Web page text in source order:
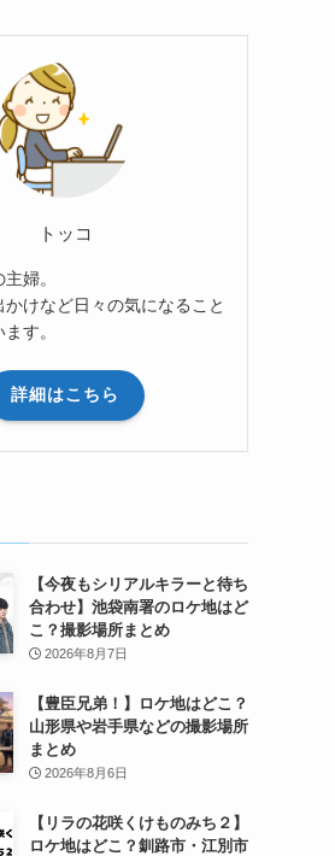
トッコ
婦。
かけなど日々の気になること
す。
詳細はこちら
【今夜もシリアルキラーと待ち
合わせ】池袋南署のロケ地はど
こ？撮影場所まとめ
2026年8月7日
【豊臣兄弟！】ロケ地はどこ？
山形県や岩手県などの撮影場所
まとめ
2026年8月6日
【リラの花咲くけものみち２】
ロケ地はどこ？釧路市・江別市